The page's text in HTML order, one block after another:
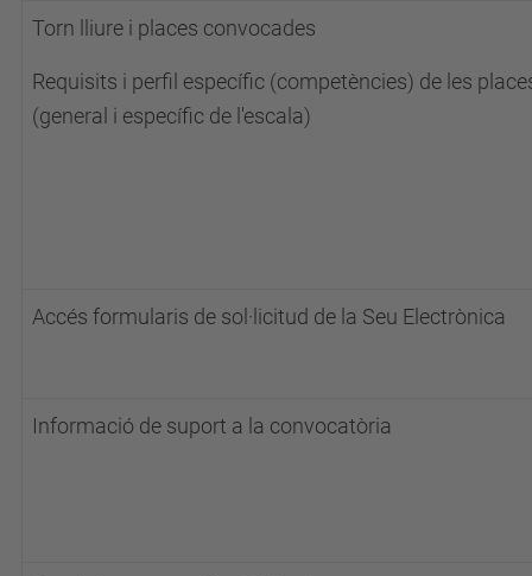
Torn lliure i places convocades
Requisits i perfil específic (competències) de les
(general i específic de l'escala)
Accés formularis de sol·licitud de la Seu Electrònica
Informació de suport a la convocatòria